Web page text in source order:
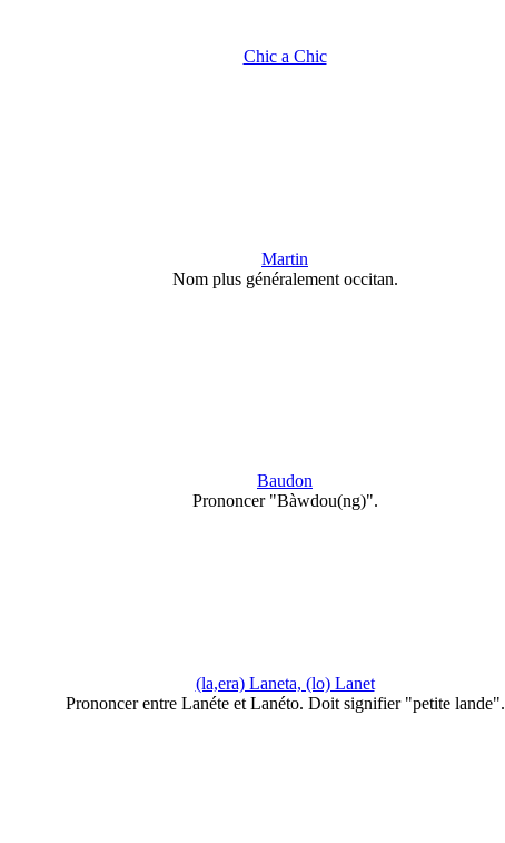
Chic a Chic
Martin
Nom plus généralement occitan.
Baudon
Prononcer "Bàwdou(ng)".
(la,era) Laneta, (lo) Lanet
Prononcer entre Lanéte et Lanéto. Doit signifier "petite lande".